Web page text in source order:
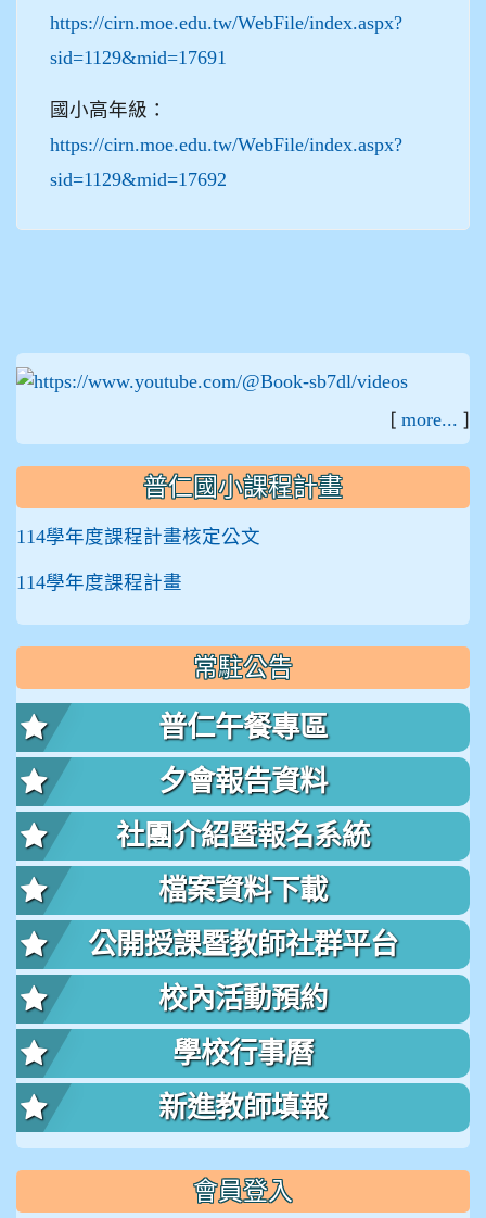
https://cirn.moe.edu.tw/WebFile/index.aspx?
sid=1129&mid=17691
國小高年級：
https://cirn.moe.edu.tw/WebFile/index.aspx?
sid=1129&mid=17692
[ more... ]
普仁國小課程計畫
114學年度課程計畫核定公文
114學年度課程計畫
常駐公告
普仁午餐專區
夕會報告資料
社團介紹暨報名系統
檔案資料下載
公開授課暨教師社群平台
校內活動預約
學校行事曆
新進教師填報
會員登入